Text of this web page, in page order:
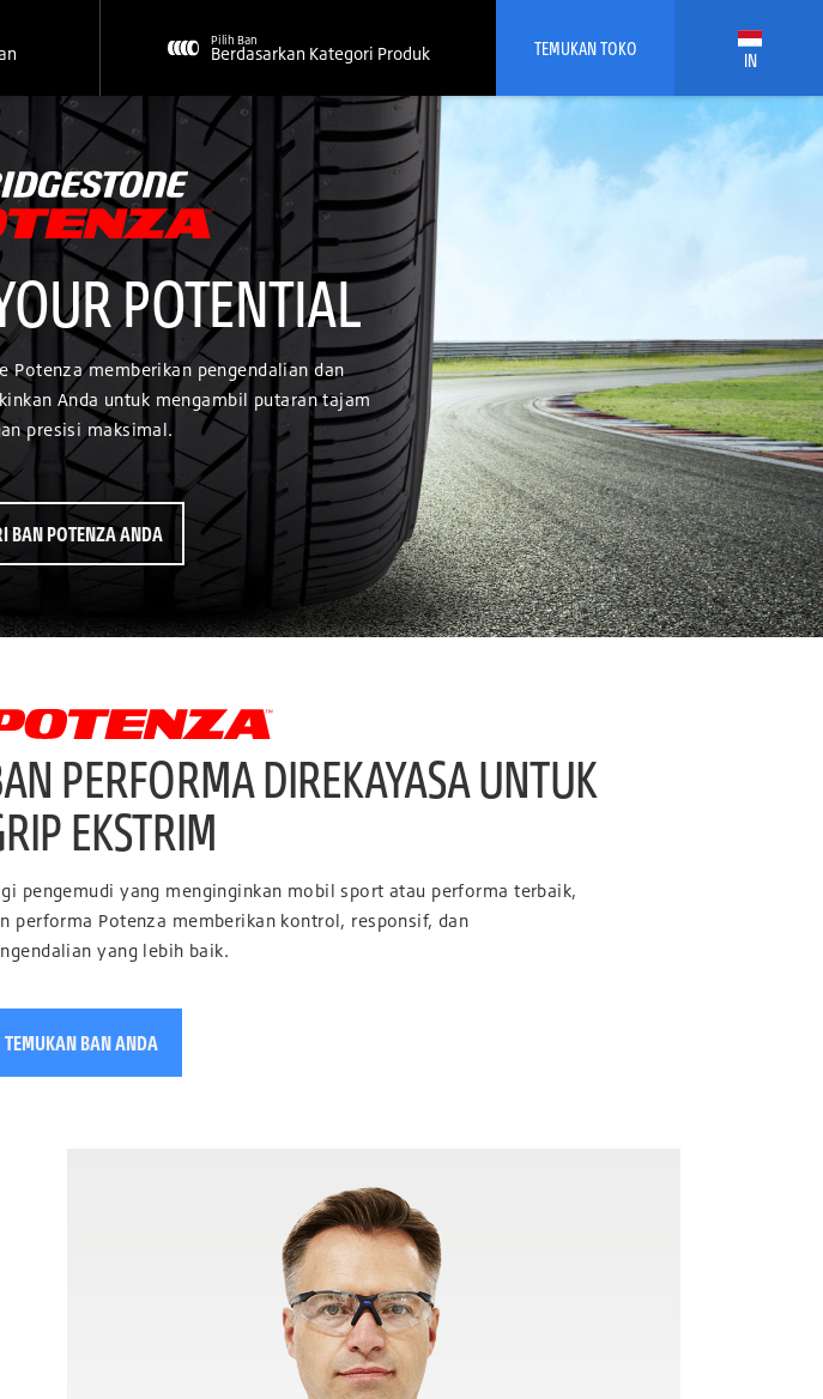
Pilih Ban
Berdasarkan Kategori Produk TEMUKAN TOKO IN
POTENTIAL
Potenza memberikan pengendalian dan
Anda untuk mengambil putaran tajam
presisi maksimal.
BAN POTENZA ANDA
PERFORMA DIREKAYASA UNTUK
EKSTRIM
pengemudi yang menginginkan mobil sport atau performa terbaik,
performa Potenza memberikan kontrol, responsif, dan
yang lebih baik.
TEMUKAN BAN ANDA